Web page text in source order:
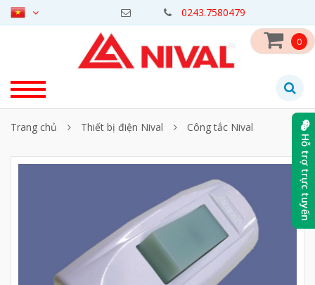
0243.7580479
0
Trang chủ Thiết bị điện Nival Công tắc Nival
Hỗ trợ trực tuyến